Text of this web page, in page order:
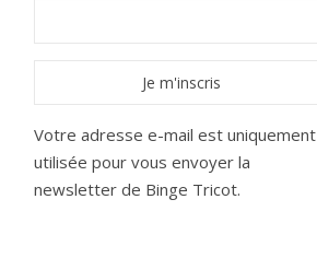
Votre adresse e-mail est uniquement
utilisée pour vous envoyer la
newsletter de Binge Tricot.